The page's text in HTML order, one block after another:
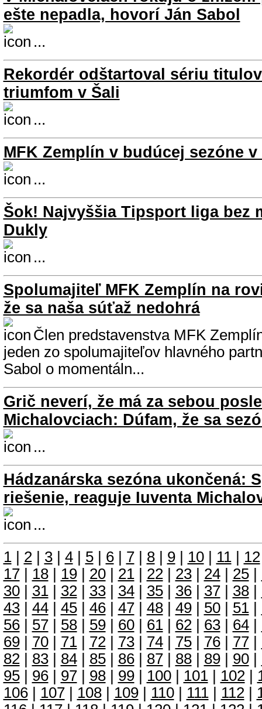
ešte nepadla, hovorí Ján Sabol
...
Rekordér odštartoval sériu
triumfom v Šali
...
MFK Zemplín v budúcej sezóne
...
Šok! Najvyššia Tipsport liga bez
Dukly
...
Spolumajiteľ MFK Zemplín na
že sa naša súťaž nedohrá
Člen predstavenstva MFK
jeden zo spolumajiteľov hlavného
Sabol o momentáln...
Grič neverí, že má za sebou
Michalovciach: Dúfam, že sa
...
Hádzanárska sezóna ukončená:
riešenie, reaguje Iuventa
...
1| 2| 3| 4| 5| 6| 7| 8| 9| 10| 11| 12
17| 18| 19| 20| 21| 22| 23| 24| 25|
30| 31| 32| 33| 34| 35| 36| 37| 38|
43| 44| 45| 46| 47| 48| 49| 50| 51|
56| 57| 58| 59| 60| 61| 62| 63| 64|
69| 70| 71| 72| 73| 74| 75| 76| 77|
82| 83| 84| 85| 86| 87| 88| 89| 90|
95| 96| 97| 98| 99| 100| 101| 102|
106| 107| 108| 109| 110| 111| 112|